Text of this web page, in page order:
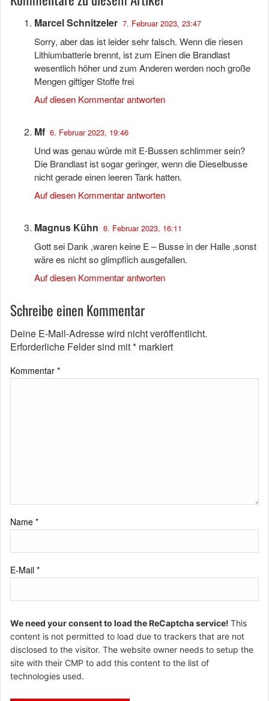
Marcel Schnitzeler 7. Februar 2023, 23:47
Sorry, aber das ist leider sehr falsch. Wenn die riesen
Lithiumbatterie brennt, ist zum Einen die Brandlast
wesentlich höher und zum Anderen werden noch große
Mengen giftiger Stoffe frei
Auf diesen Kommentar antworten
Mf 6. Februar 2023, 19:46
Und was genau würde mit E-Bussen schlimmer sein?
Die Brandlast ist sogar geringer, wenn die Dieselbusse
nicht gerade einen leeren Tank hatten.
Auf diesen Kommentar antworten
Magnus Kühn 6. Februar 2023, 16:11
Gott sei Dank ,waren keine E – Busse in der Halle ,sonst
wäre es nicht so glimpflich ausgefallen.
Auf diesen Kommentar antworten
Schreibe einen Kommentar
Deine E-Mail-Adresse wird nicht veröffentlicht.
Erforderliche Felder sind mit* markiert
Kommentar *
Name *
E-Mail *
We need your consent to load the ReCaptcha service! This
content is not permitted to load due to trackers that are not
disclosed to the visitor. The website owner needs to setup the
site with their CMP to add this content to the list of
technologies used.